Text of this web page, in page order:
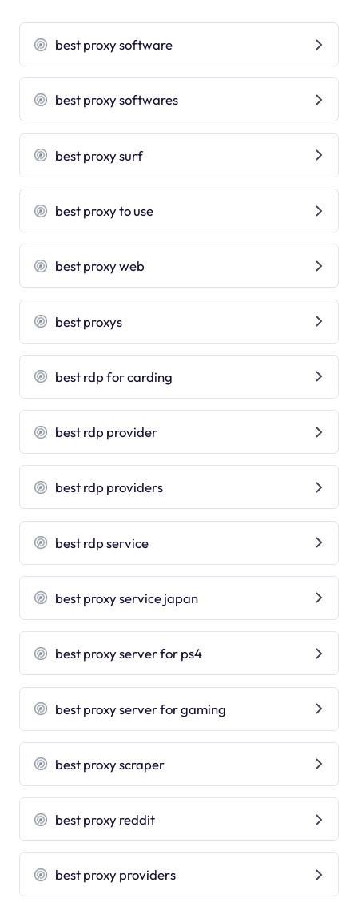
best proxy software
best proxy softwares
best proxy surf
best proxy to use
best proxy web
best proxys
best rdp for carding
best rdp provider
best rdp providers
best rdp service
best proxy service japan
best proxy server for ps4
best proxy server for gaming
best proxy scraper
best proxy reddit
best proxy providers